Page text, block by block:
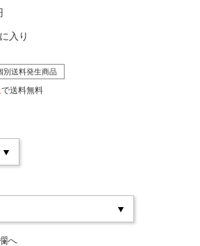
入り
別送料発生商品
で送料無料
へ